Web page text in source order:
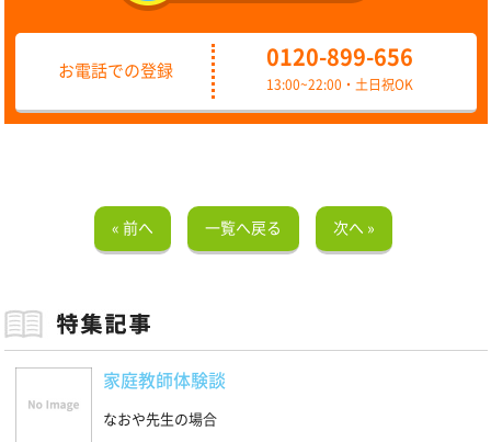
お電話での登録
0120-899-656
13:00~22:00・土日祝OK
« 前へ 一覧へ戻る 次へ »
家庭教師体験談
なおや先生の場合